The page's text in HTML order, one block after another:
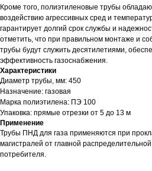
Кроме того, полиэтиленовые трубы
воздействию агрессивных сред и
гарантирует долгий срок службы и
отметить, что при правильном монтаже и
трубы будут служить десятилетиями,
эффективность газоснабжения.
Характеристики
Диаметр трубы, мм: 450
Назначение: газовая
Марка полиэтилена: ПЭ 100
Упаковка: прямые отрезки от 5 до 13 м
Применение
Трубы ПНД для газа применяются при
магистралей от главной
потребителя.